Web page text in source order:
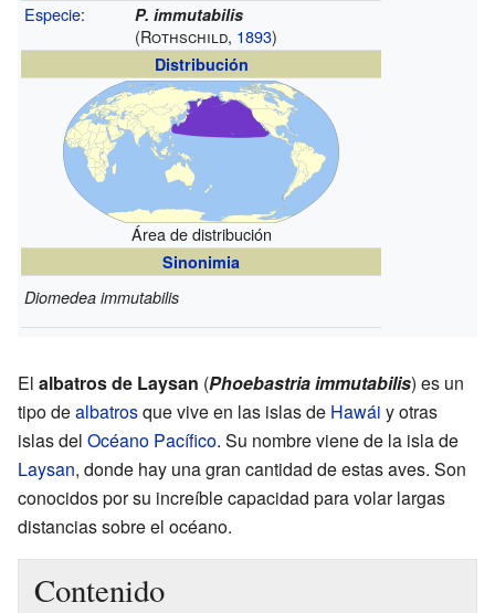
Especie: P. immutabilis
(Rothschild, 1893)
Distribución
Área de distribución
Sinonimia
Diomedea immutabilis
El albatros de Laysan (Phoebastria immutabilis) es un
tipo dealbatrosque vive en las islas de Hawái y otras
islas del Océano Pacífico. Su nombre viene de la isla de
Laysan, donde hay una gran cantidad de estas aves. Son
conocidos por su increíble capacidad para volar largas
distancias sobre el océano.
Contenido